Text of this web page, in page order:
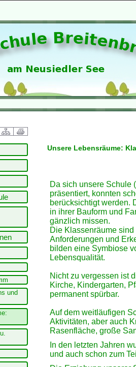
und
Unsere Lebensräume:
Da sich unsere Schule
präsentiert, konnten
berücksichtigt werden.
in ihrer Bauform und
gänzlich missen.
Die Klassenräume
Anforderungen und
bilden eine Symbiose
Lebensqualität.
Nicht zu vergessen ist
Kirche, Kindergarten,
permanent spürbar.
Auf dem weitläufigen
Aktivitäten, aber auch
Rasenfläche, große
In den letzten Jahren
und auch schon zum